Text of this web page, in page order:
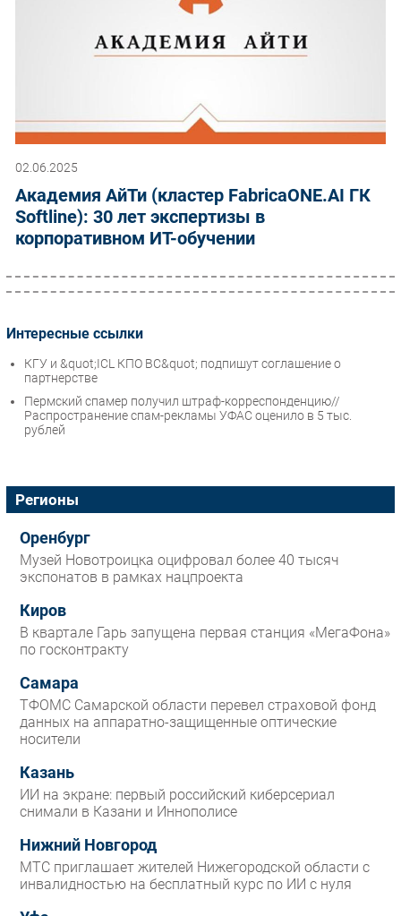
02.06.2025
Академия АйТи (кластер FabricaONE.AI ГК
Softline): 30 лет экспертизы в
корпоративном ИТ-обучении
Интересные ссылки
КГУ и &quot;ICL КПО ВС&quot; подпишут соглашение о
партнерстве
Пермский спамер получил штраф-корреспонденцию//
Распространение спам-рекламы УФАС оценило в 5 тыс.
рублей
Регионы
Оренбург
Музей Новотроицка оцифровал более 40 тысяч
экспонатов в рамках нацпроекта
Киров
В квартале Гарь запущена первая станция «МегаФона»
по госконтракту
Самара
ТФОМС Самарской области перевел страховой фонд
данных на аппаратно-защищенные оптические
носители
Казань
ИИ на экране: первый российский киберсериал
снимали в Казани и Иннополисе
Нижний Новгород
МТС приглашает жителей Нижегородской области с
инвалидностью на бесплатный курс по ИИ с нуля